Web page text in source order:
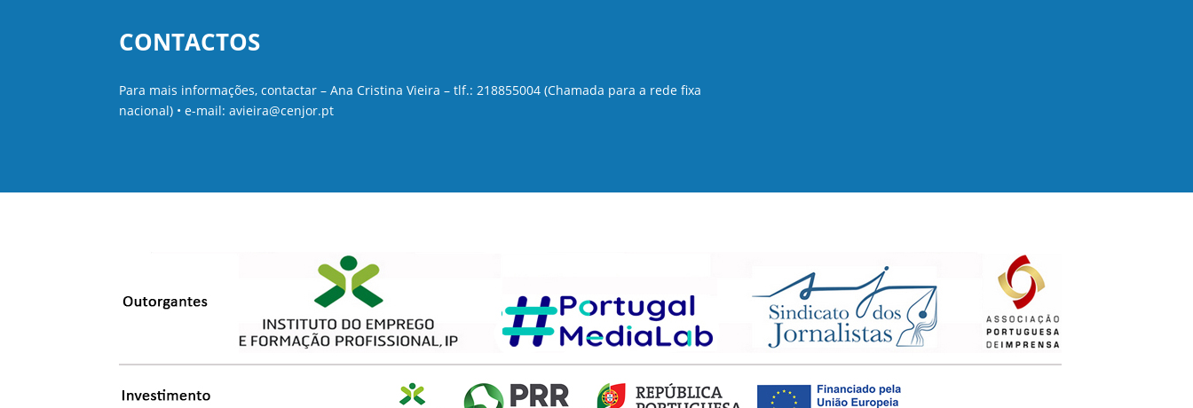
CONTACTOS
Para mais informações, contactar – Ana Cristina Vieira – tlf.: 218855004 (Chamada para a rede fixa
nacional) • e-mail: avieira@cenjor.pt